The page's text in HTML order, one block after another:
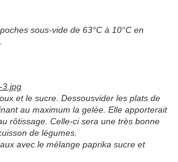
sous-vide de 63°C à 10°C en
et le sucre. Dessousvider les plats de
au maximum la gelée. Elle apporterait
rôtissage. Celle-ci sera une très bonne
de légumes.
avec le mélange paprika sucre et